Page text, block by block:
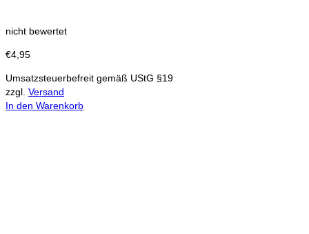
nicht bewertet
€4,95
Umsatzsteuerbefreit gemäß UStG §19
zzgl. Versand
In den Warenkorb